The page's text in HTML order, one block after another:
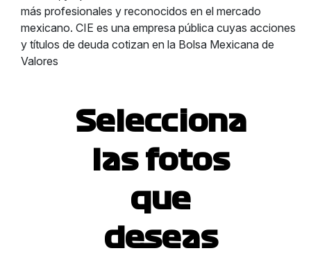
más profesionales y reconocidos en el mercado
mexicano. CIE es una empresa pública cuyas acciones
y títulos de deuda cotizan en la Bolsa Mexicana de
Valores
Selecciona
las fotos
que
deseas